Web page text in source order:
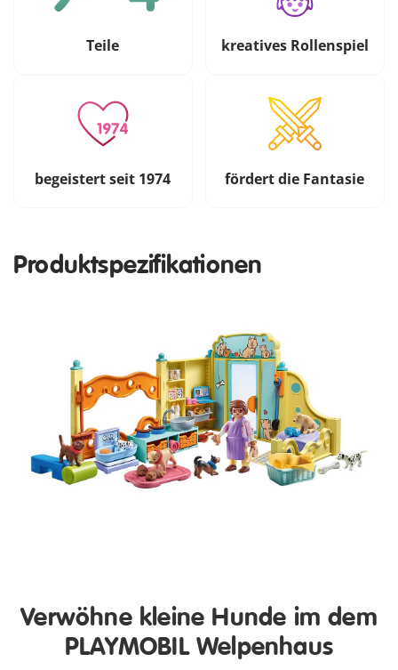
Teile kreatives Rollenspiel
begeistert seit 1974 fördert die Fantasie
Produktspezifikationen
Verwöhne kleine Hunde im dem
PLAYMOBIL Welpenhaus